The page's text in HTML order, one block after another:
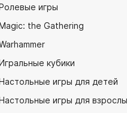
игры
the Gathering
кубики
игры для детей
игры для